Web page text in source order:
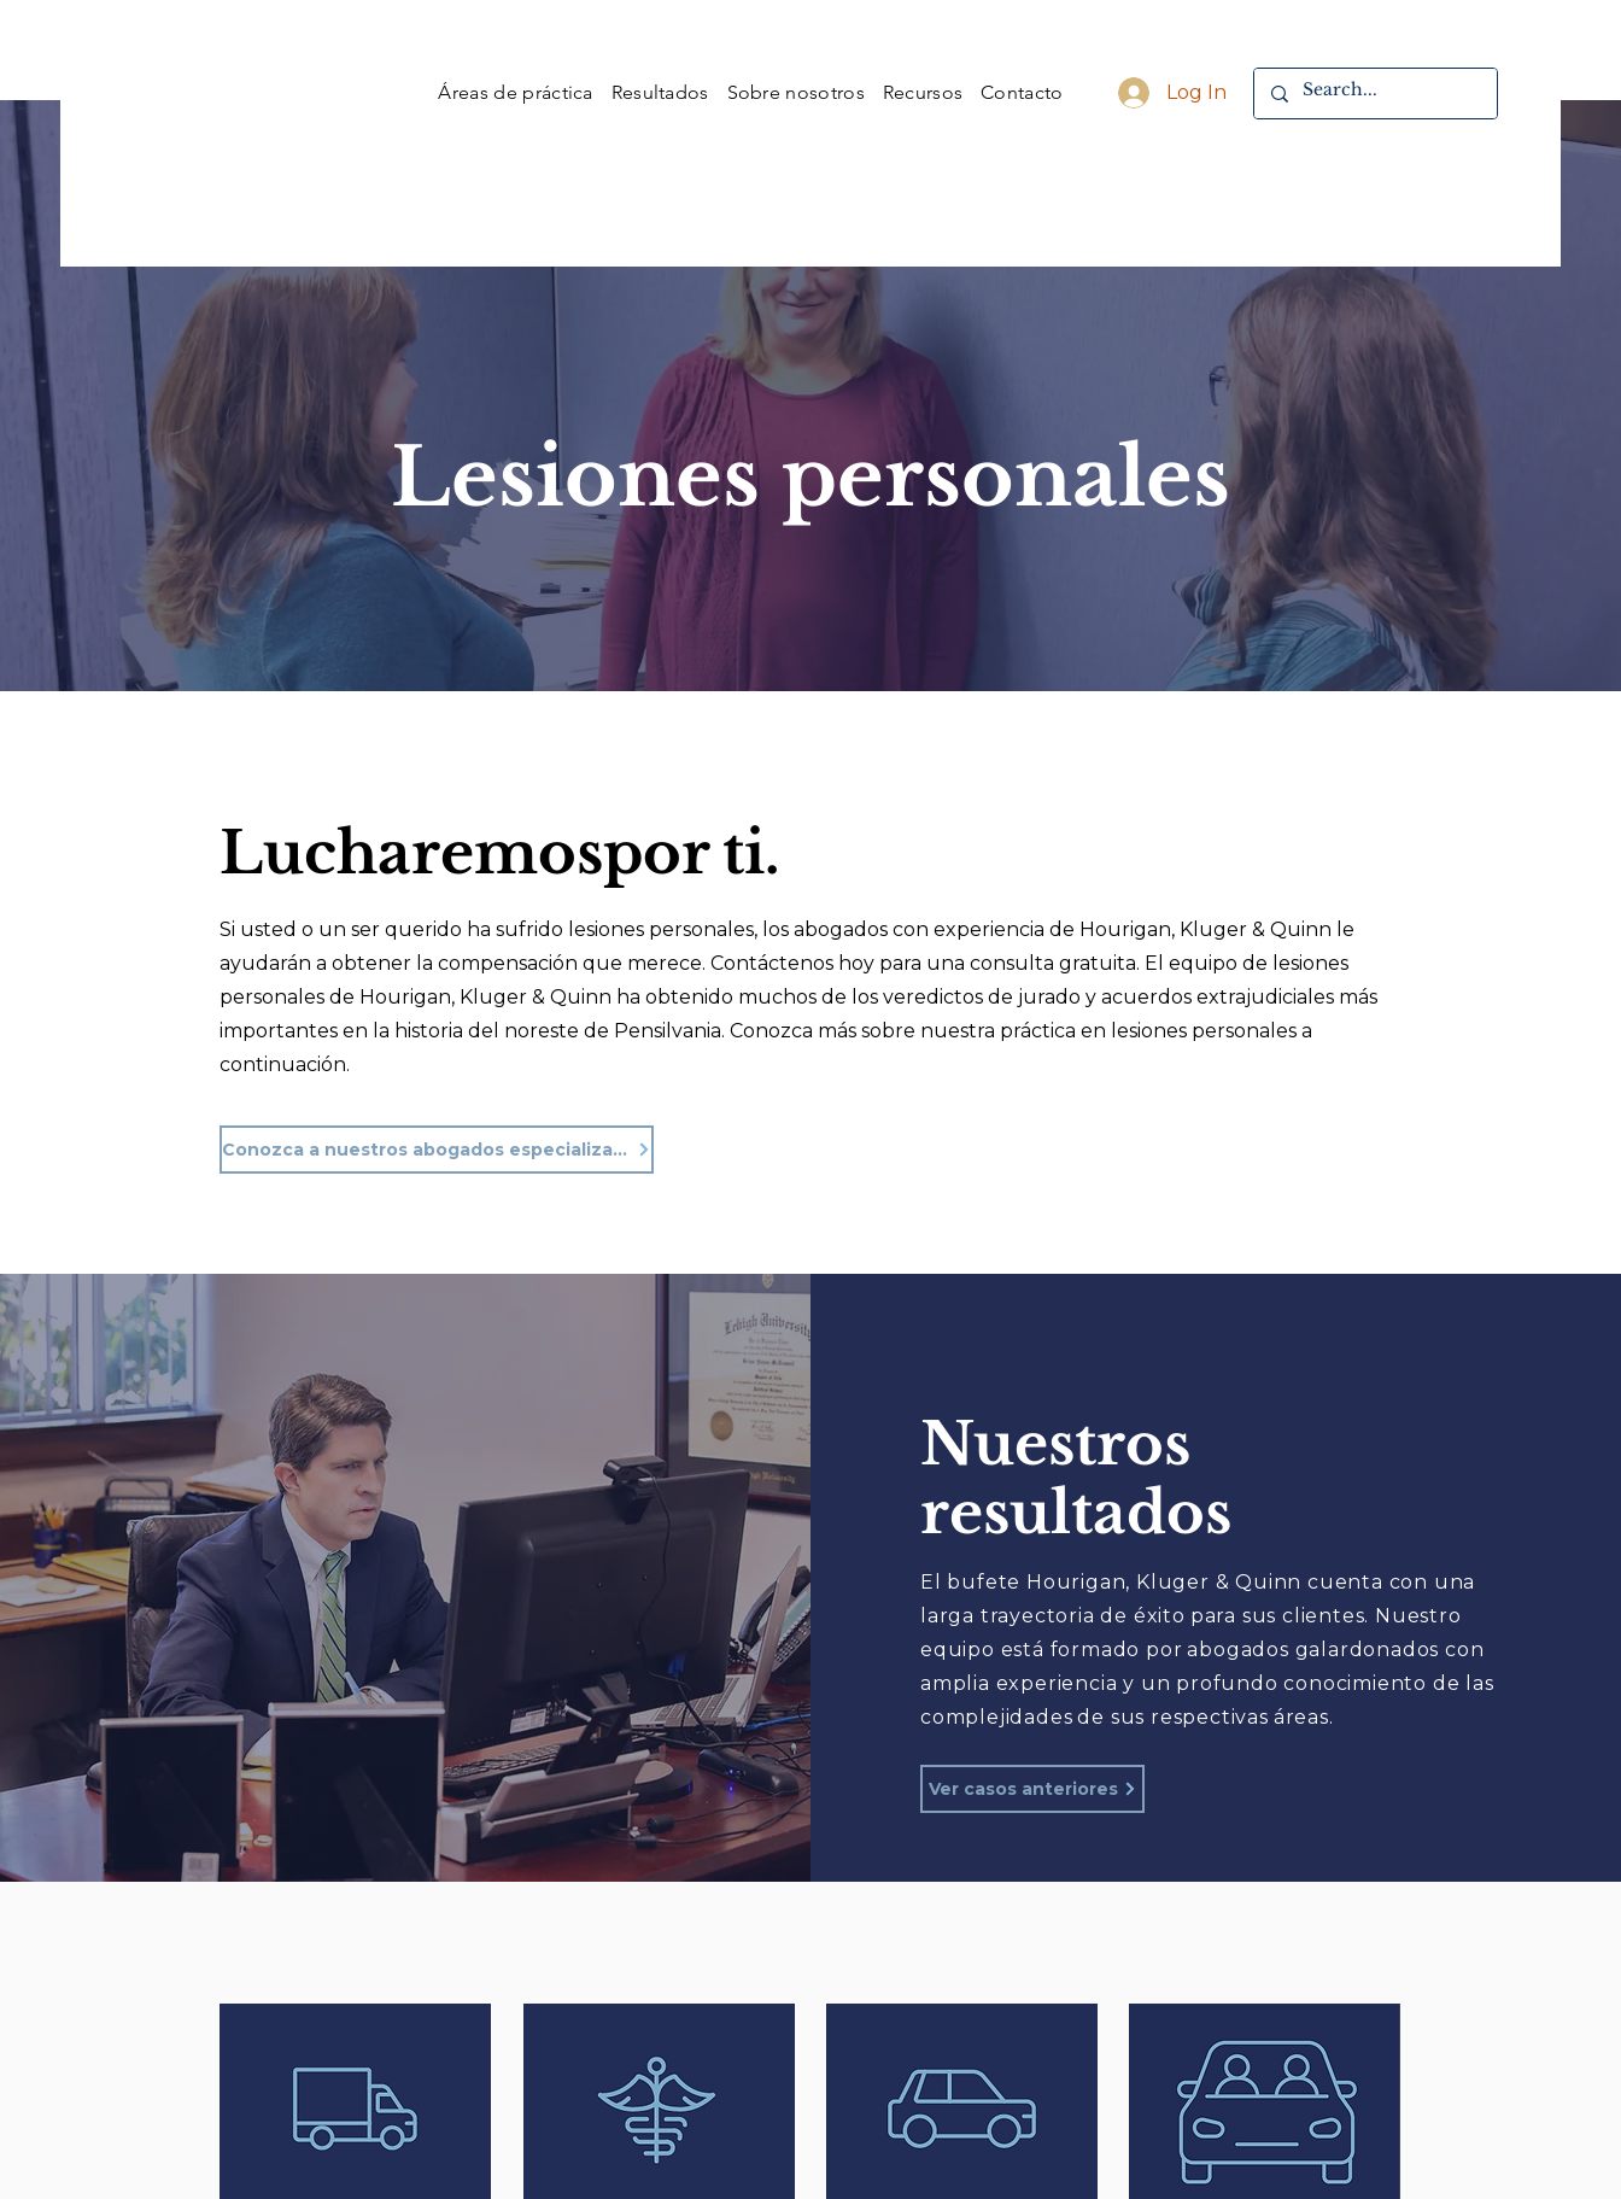
Áreas de práctica Resultados Sobre nosotros Recursos Contacto Log In
Lesiones personales
Lucharemosporti.
Si usted o un ser querido ha sufrido lesiones personales, los abogados con experiencia de Hourigan, Kluger & Quinn le
ayudarán a obtener la compensación que merece. Contáctenos hoy para una consulta gratuita. El equipo de lesiones
personales de Hourigan, Kluger & Quinn ha obtenido muchos de los veredictos de jurado y acuerdos extrajudiciales más
importantes en la historia del noreste de Pensilvania. Conozca más sobre nuestra práctica en lesiones personales a
continuación.
Conozca a nuestros abogados especializados en lesiones personales.
Nuestros
resultados
El bufete Hourigan, Kluger & Quinn cuenta con una
larga trayectoria de éxito para sus clientes. Nuestro
equipo está formado por abogados galardonados con
amplia experiencia y un profundo conocimiento de las
complejidades de sus respectivas áreas.
Ver casos anteriores